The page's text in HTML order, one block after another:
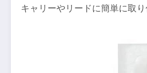
キャリーやリードに簡単に取り